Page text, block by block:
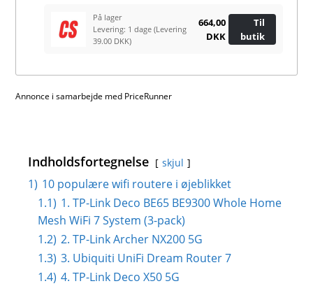
På lager
Levering: 1 dage(Levering
39.00 DKK)
664,00
DKK
Til
butik
Annonce i samarbejde med PriceRunner
Indholdsfortegnelse skjul
1) 10 populære wifi routere i øjeblikket
1.1) 1. TP-Link Deco BE65 BE9300 Whole Home
Mesh WiFi 7 System (3-pack)
1.2) 2. TP-Link Archer NX200 5G
1.3) 3. Ubiquiti UniFi Dream Router 7
1.4) 4. TP-Link Deco X50 5G